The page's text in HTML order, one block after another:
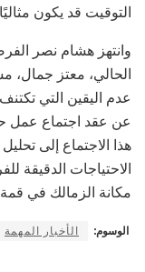
التوقيت قد يكون
وانتهز هشام نصر
الحالي، معتز جمال،
عدم اليقين التي
عن عقد اجتماع عمل
هذا الاجتماع إلى
الاحتياجات الدقيقة
مكانة الزمالك في
الوسوم: الأخبار المهمة